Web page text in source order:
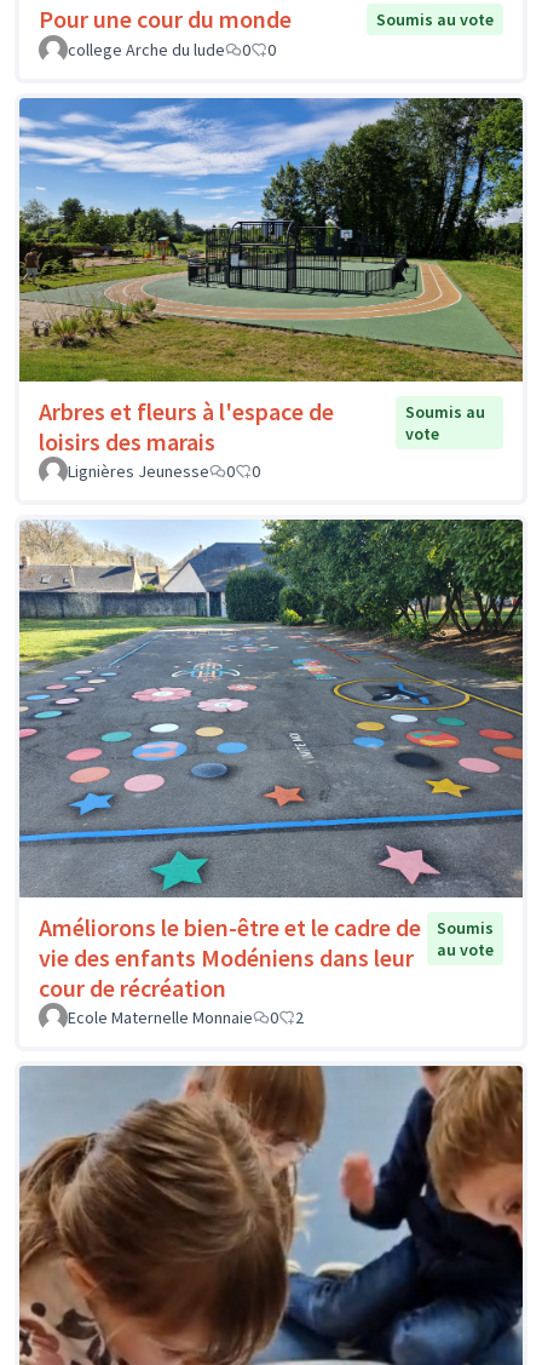
Pour une cour du monde
Soumis au vote
college Arche du lude
0 0
Arbres et fleurs à l'espace de
loisirs des marais
Soumis au
vote
Lignières Jeunesse
0 0
Améliorons le bien-être et le cadre de
vie des enfants Modéniens dans leur
cour de récréation
Soumis
au vote
Ecole Maternelle Monnaie 0 2